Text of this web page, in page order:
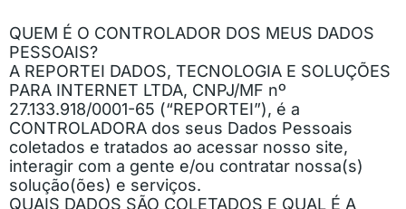
QUEM É O CONTROLADOR DOS MEUS DADOS
PESSOAIS?
A REPORTEI DADOS, TECNOLOGIA E SOLUÇÕES
PARA INTERNET LTDA, CNPJ/MF nº
27.133.918/0001-65 (“REPORTEI”), é a
CONTROLADORA dos seus Dados Pessoais
coletados e tratados ao acessar nosso site,
interagir com a gente e/ou contratar nossa(s)
solução(ões) e serviços.
QUAIS DADOS SÃO COLETADOS E QUAL É A